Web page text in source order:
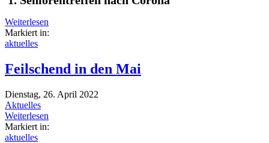
Weiterlesen
Markiert in:
aktuelles
Feilschend in den Mai
Dienstag, 26. April 2022
Aktuelles
Weiterlesen
Markiert in:
aktuelles